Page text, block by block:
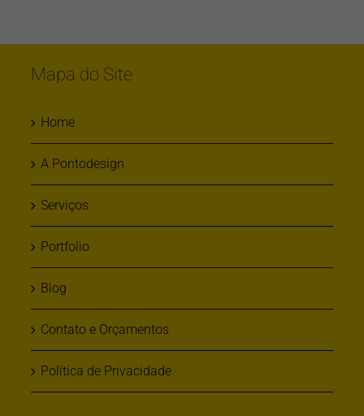
Mapa do Site
Home
A Pontodesign
Serviços
Portfolio
Blog
Contato e Orçamentos
Política de Privacidade